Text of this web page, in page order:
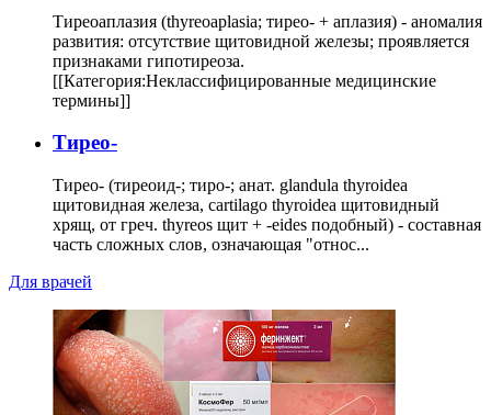
Тиреоаплазия (thyreoaplasia; тирео- + аплазия) - аномалия
развития: отсутствие щитовидной железы; проявляется
признаками гипотиреоза.
[[Категория:Неклассифицированные медицинские
термины]]
Тирео-
Тирео- (тиреоид-; тиро-; анат. glandula thyroidea
щитовидная железа, cartilago thyroidea щитовидный
хрящ, от греч. thyreos щит + -eides подобный) - составная
часть сложных слов, означающая "относ...
Для врачей